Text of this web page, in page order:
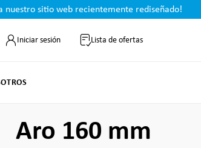
nuestro sitio web recientemente rediseñado!
Iniciar sesión Lista de ofertas
Aro 160 mm